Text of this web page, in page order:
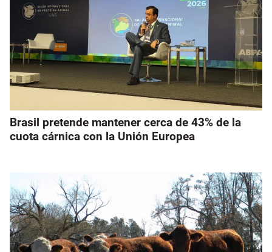
Brasil pretende mantener cerca de 43% de la
cuota cárnica con la Unión Europea